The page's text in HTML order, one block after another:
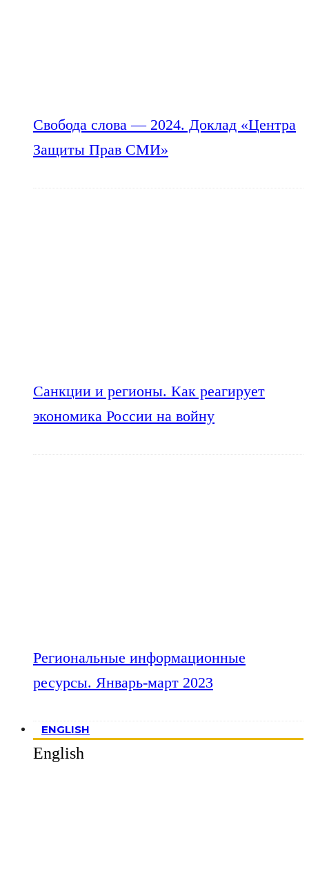
Свобода слова — 2024. Доклад «Центра
Защиты Прав СМИ»
Санкции и регионы. Как реагирует
экономика России на войну
Региональные информационные
ресурсы. Январь-март 2023
ENGLISH
English